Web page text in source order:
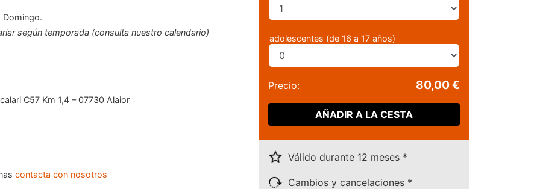
Domingo.
según temporada (consulta nuestro calendario)
C57 Km 1,4 – 07730 Alaior
contacta con nosotros
adolescentes (de 16 a 17 años)
Precio: 80,00 €
AÑADIR A LA CESTA
Válido durante 12 meses *
Cambios y cancelaciones *